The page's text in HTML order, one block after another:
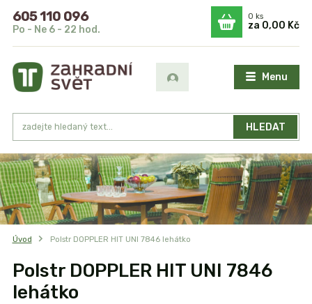
Menu
HLEDAT
605 110 096
Po - Ne 6 - 22 hod.
0ks
za 0,00 Kč
Úvod Polstr DOPPLER HIT UNI 7846 lehátko
Polstr DOPPLER HIT UNI 7846
lehátko